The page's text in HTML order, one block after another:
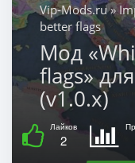
Vip-Mods.ru»
better flags
Мод
flags»
(v1.0.x)
Лайков
2